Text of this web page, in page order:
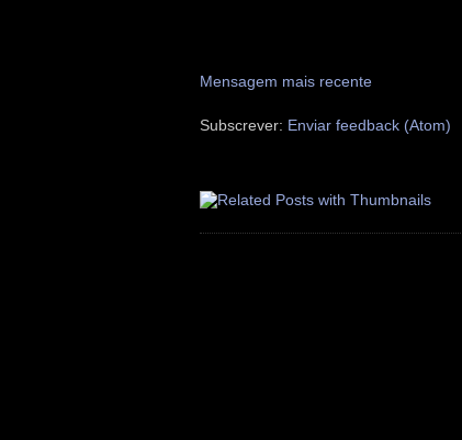
Mensagem mais recente
Subscrever: Enviar feedback (Atom)